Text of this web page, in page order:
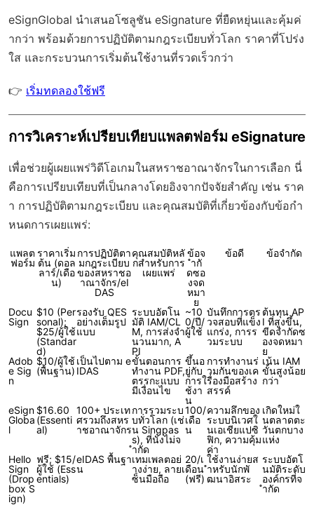
eSignGlobal นำเสนอโซลูชัน eSignature ที่ยืดหยุ่นและคุ้มค่
ากว่า พร้อมด้วยการปฏิบัติตามกฎระเบียบทั่วโลก ราคาที่โปร่ง
ใส และกระบวนการเริ่มต้นใช้งานที่รวดเร็วกว่า
👉 เริ่มทดลองใช้ฟรี
การวิเคราะห์เปรียบเทียบแพลตฟอร์ม eSignature
เพื่อช่วยผู้เผยแพร่วิดีโอเกมในสหราชอาณาจักรในการเลือก นี่
คือการเปรียบเทียบที่เป็นกลางโดยอิงจากปัจจัยสำคัญ เช่น ราค
า การปฏิบัติตามกฎระเบียบ และคุณสมบัติที่เกี่ยวข้องกับข้อกำ
หนดการเผยแพร่:
แพลต
ฟอร์ม
ราคาเริ่ม
ต้น (ดอล
ลาร์/เดือ
น)
การปฏิบัติตา
มกฎระเบียบ
ของสหราชอ
าณาจักร/eI
DAS
คุณสมบัติหลั
กสำหรับการ
เผยแพร่
ข้อจ
ำกั
ดซอ
งจด
หมา
ย
ข้อดี ข้อจำกัด
Docu
Sign
$10 (Per
sonal);
$25/ผู้ใช้
(Standar
d)
รองรับ QES
อย่างเต็มรูป
แบบ
ระบบอัตโน
มัติ IAM/CL
M, การส่งจำ
นวนมาก, A
PI
~10
0/ปี/
ผู้ใช้
บันทึกการตร
วจสอบที่แข็ง
แกร่ง, การร
วมระบบ
ต้นทุน AP
I ที่สูงขึ้น,
ขีดจำกัดซ
องจดหมา
ย
Adob
e Sig
n
$10/ผู้ใช้
(พื้นฐาน)
เป็นไปตาม e
IDAS
ขั้นตอนการ
ทำงาน PDF,
ตรรกะแบบ
มีเงื่อนไข
ขึ้นอ
ยู่กับ
การใ
ช้งา
น
การทำงานร่
วมกันของเค
รื่องมือสร้าง
สรรค์
เน้น IAM
ขั้นสูงน้อย
กว่า
eSign
Globa
l
$16.60
(Essenti
al)
100+ ประเท
ศรวมถึงสหร
าชอาณาจักร
การรวมระบ
บทั่วโลก (เช่
น Singpas
s), ที่นั่งไม่จ
ำกัด
100/
เดือ
น
ความลึกของ
ระบบนิเวศใ
นเอเชียแปซิ
ฟิก, ความคุ้ม
ค่า
เกิดใหม่ใ
นตลาดตะ
วันตกบาง
แห่ง
Hello
Sign
(Drop
box S
ign)
ฟรี; $15/
ผู้ใช้ (Ess
entials)
eIDAS พื้นฐา
น
เทมเพลตอย่
างง่าย, ลายเ
ซ็นมือถือ
20/เ
ดือน
(ฟรี)
ใช้งานง่ายส
ำหรับนักพั
ฒนาอิสระ
ระบบอัตโ
นมัติระดับ
องค์กรที่จ
ำกัด